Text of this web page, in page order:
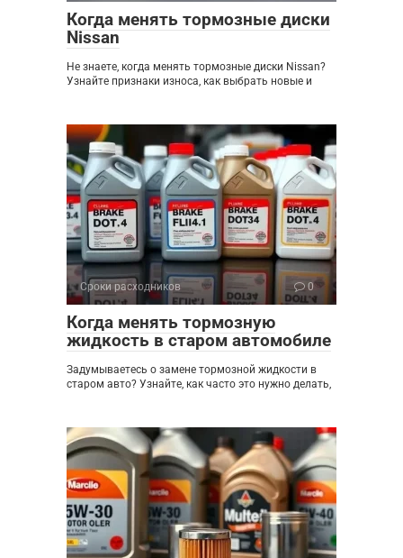
Когда менять тормозные диски
Nissan
Не знаете, когда менять тормозные диски Nissan?
Узнайте признаки износа, как выбрать новые и
Сроки расходников 0
Когда менять тормозную
жидкость в старом автомобиле
Задумываетесь о замене тормозной жидкости в
старом авто? Узнайте, как часто это нужно делать,